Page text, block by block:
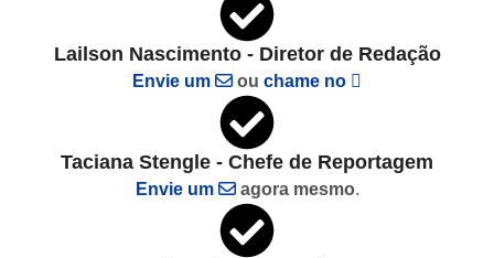
Lailson Nascimento - Diretor de Redação
Envie um ou chame no
Taciana Stengle - Chefe de Reportagem
Envie um agora mesmo.